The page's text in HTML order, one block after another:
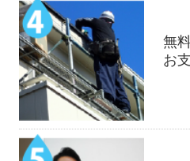
無
お